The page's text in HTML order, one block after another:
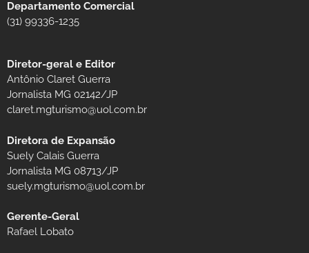
Departamento Comercial
(31) 99336-1235
Diretor-geral e Editor
Antônio Claret Guerra
Jornalista MG 02142/JP
claret.mgturismo@uol.com.br
Diretora de Expansão
Suely Calais Guerra
Jornalista MG 08713/JP
suely.mgturismo@uol.com.br
Gerente-Geral
Rafael Lobato